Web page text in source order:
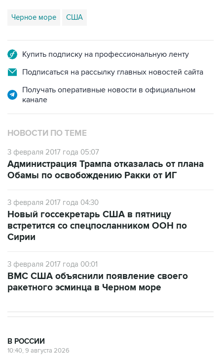
Черное море США
Купить подписку на профессиональную ленту
Подписаться на рассылку главных новостей сайта
Получать оперативные новости в официальном
канале
НОВОСТИ ПО ТЕМЕ
3 февраля 2017 года 05:07
Администрация Трампа отказалась от плана
Обамы по освобождению Ракки от ИГ
3 февраля 2017 года 04:30
Новый госсекретарь США в пятницу
встретится со спецпосланником ООН по
Сирии
3 февраля 2017 года 00:01
ВМС США объяснили появление своего
ракетного эсминца в Черном море
В РОССИИ
10:40, 9 августа 2026